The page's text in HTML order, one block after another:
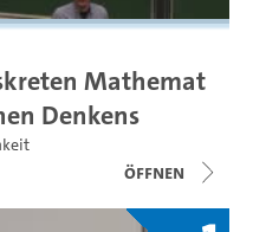
Mathemat
Denkens
Öffnen